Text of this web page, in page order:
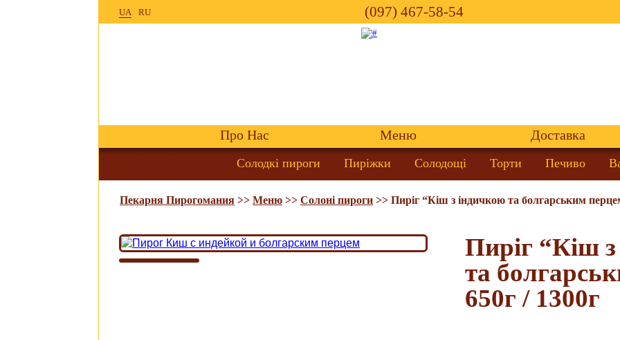
UA RU (097) 467-58-54
Про Нас Меню Доставка
Солодкі пироги Пиріжки Солодощі Торти Печиво
Пекарня Пирогомания >> Меню >> Солоні пироги >> Пиріг “Кіш з індичкою та болгарським
Пиріг “Кіш
та
650г / 1300г